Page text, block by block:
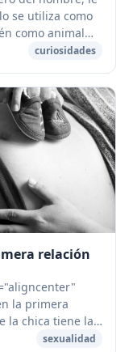
se utiliza como
como animal
curiosidades
relación
la primera
la chica tiene la
sexualidad